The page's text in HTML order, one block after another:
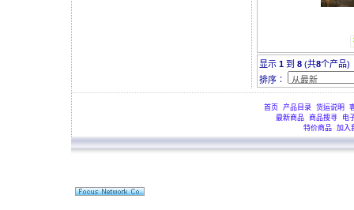
显示 1 到 8 (共8个产品)
排序∶
首页 产品目录 货运说明
最新商品 商品搜寻
电
特价商品
加入